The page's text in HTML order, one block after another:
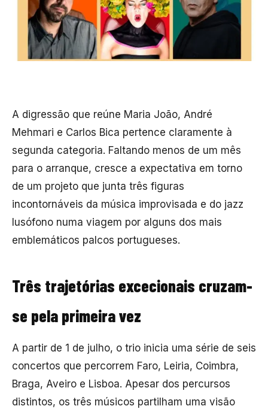
A digressão que reúne Maria João, André
Mehmari e Carlos Bica pertence claramente à
segunda categoria. Faltando menos de um mês
para o arranque, cresce a expectativa em torno
de um projeto que junta três figuras
incontornáveis da música improvisada e do jazz
lusófono numa viagem por alguns dos mais
emblemáticos palcos portugueses.
Três trajetórias excecionais cruzam-
se pela primeira vez
A partir de 1 de julho, o trio inicia uma série de seis
concertos que percorrem Faro, Leiria, Coimbra,
Braga, Aveiro e Lisboa. Apesar dos percursos
distintos, os três músicos partilham uma visão